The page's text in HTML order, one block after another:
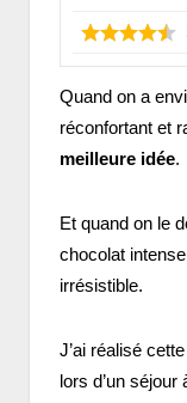
Quand on a
réconfortant et
meilleure idée.
Et quand on le
chocolat
irrésistible.
J’ai réalisé
lors d’un séjour